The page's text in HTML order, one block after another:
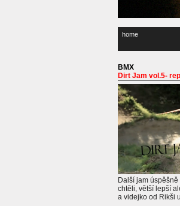
home
BMX
Dirt Jam vol.5-
Další jam úspěšně
chtěli, větší lepší
a videjko od Rikši